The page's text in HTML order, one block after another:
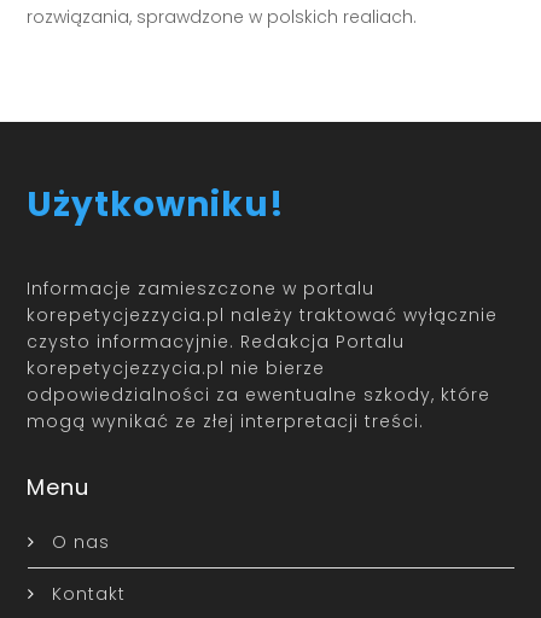
rozwiązania, sprawdzone w polskich realiach.
Użytkowniku!
Informacje zamieszczone w portalu
korepetycjezzycia.pl należy traktować wyłącznie
czysto informacyjnie. Redakcja Portalu
korepetycjezzycia.pl nie bierze
odpowiedzialności za ewentualne szkody, które
mogą wynikać ze złej interpretacji treści.
Menu
O nas
Kontakt